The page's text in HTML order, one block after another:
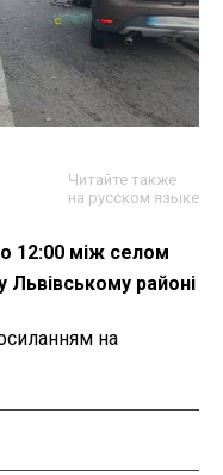
Читайте также
на русском языке
12:00 між селом
Львівському районі
на